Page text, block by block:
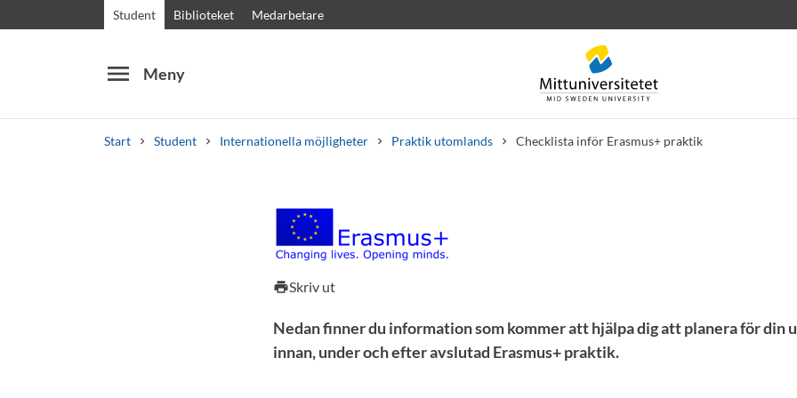
Student Biblioteket Medarbetare
menu Meny
Start Student Internationella möjligheter Praktik utomlands Checklista inför Erasmus+ praktik
KursplanerVälkomstbrevPersonal
Checklista inför Erasmus+ praktik
printSkriv ut
Nedan finner du information som kommer att hjälpa dig att planera för din
innan, under och efter avslutad Erasmus+ praktik.